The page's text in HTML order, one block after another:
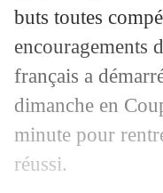
buts toutes
encouragements
français a
dimanche en
minute pour
réussi.
23/12 Valence:
23/12 Monza :
23/12 VIDEO:
23/12 Man Utd